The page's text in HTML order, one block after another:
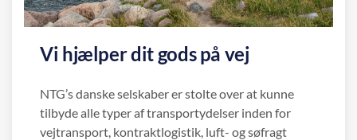
Vi hjælper dit gods på vej
NTG’s danske selskaber er stolte over at kunne
tilbyde alle typer af transportydelser inden for
vejtransport, kontraktlogistik, luft- og søfragt